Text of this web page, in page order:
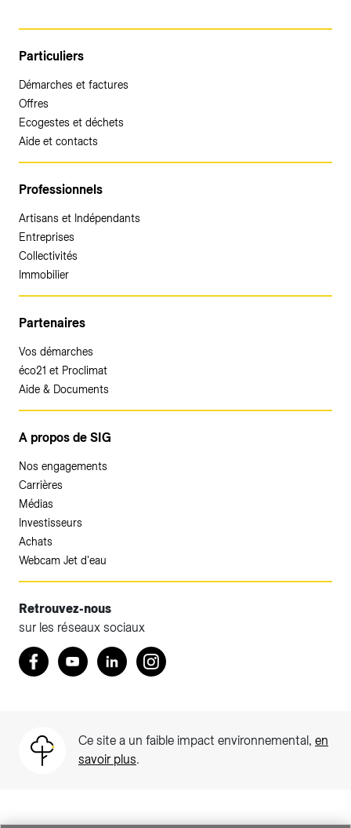
Particuliers
Démarches et factures
Offres
Ecogestes et déchets
Aide et contacts
Professionnels
Artisans et Indépendants
Entreprises
Collectivités
Immobilier
Partenaires
Vos démarches
éco21 et Proclimat
Aide & Documents
A propos de SIG
Nos engagements
Carrières
Médias
Investisseurs
Achats
Webcam Jet d'eau
Retrouvez-nous
sur les réseaux sociaux
Retrouvez nous sur Facebook
YoutubeLinkedInInstagram
Ce site a un faible impact environnemental, en
savoir plus.
Accéder à votre espace client SIG.
Votre espace client SIG n'est pas optimisé pour une
Particuliers)